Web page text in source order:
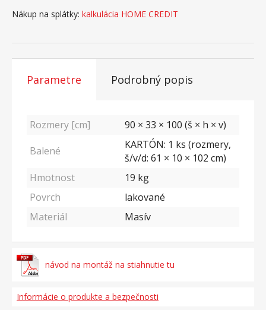
Nákup na splátky: kalkulácia HOME CREDIT
Parametre Podrobný popis
Rozmery [cm]
90 × 33 × 100 (š × h × v)
Balené
KARTÓN: 1 ks (rozmery,
š/v/d: 61 × 10 × 102 cm)
Hmotnost
19 kg
Povrch
lakované
Materiál
Masív
návod na montáž na stiahnutie tu
Informácie o produkte a bezpečnosti